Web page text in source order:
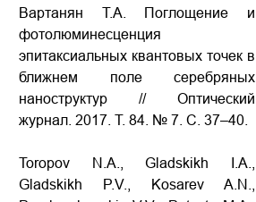
Вартанян Т.А. Поглощение и
фотолюминесценция
эпитаксиальных квантовых точек в
ближнем поле серебряных
наноструктур // Оптический
журнал. 2017. Т. 84. № 7. С. 37–40.
Toropov N.A., Gladskikh I.A.,
Gladskikh P.V., Kosarev A.N.,